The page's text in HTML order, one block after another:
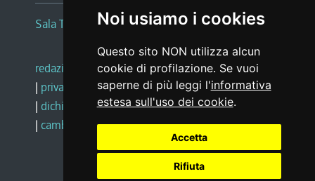
Noi usiamo i cookies
Questo sito NON utilizza alcun
cookie di profilazione. Se vuoi
saperne di più leggi l'informativa
estesa sull'uso dei cookie.
Accetta
Rifiuta
Sala Tiziano Tessitori
redazione web |note legali |glossario
| privacy
social media policy
| dichiarazione di accessibilità |feedback
| cambio preferenze cookie
Realizzato da